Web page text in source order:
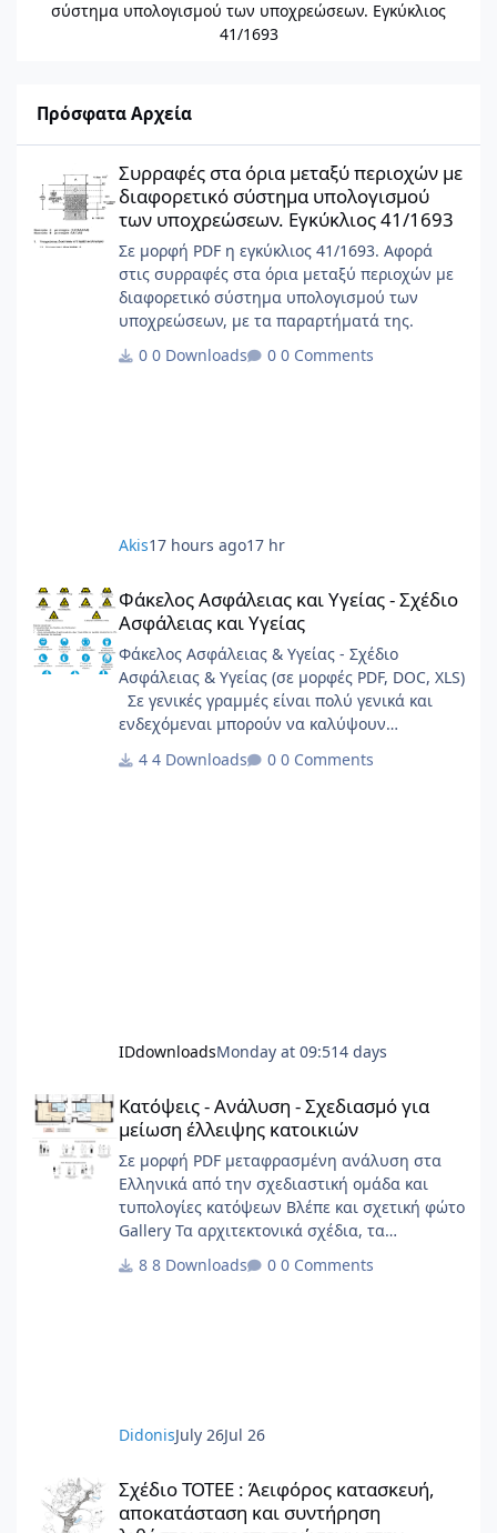
σύστημα υπολογισμού των υποχρεώσεων. Εγκύκλιος
41/1693
Πρόσφατα Αρχεία
Συρραφές στα όρια μεταξύ περιοχών με
διαφορετικό σύστημα υπολογισμού
των υποχρεώσεων. Εγκύκλιος 41/1693
Σε μορφή PDF η εγκύκλιος 41/1693. Αφορά
στις συρραφές στα όρια μεταξύ περιοχών με
διαφορετικό σύστημα υπολογισμού των
υποχρεώσεων, με τα παραρτήματά της.
0 Downloads
0 Comments
Akis17 hours ago17 hr
Φάκελος Ασφάλειας και Υγείας - Σχέδιο Ασφάλειας και Υγείας
Φάκελος Ασφάλειας και Υγείας - Σχέδιο
Ασφάλειας και Υγείας
Φάκελος Ασφάλειας & Υγείας - Σχέδιο
Ασφάλειας & Υγείας (σε μορφές PDF, DOC, XLS)
Σε γενικές γραμμές είναι πολύ γενικά και
ενδεχόμεναι μπορούν να καλύψουν
4 Downloads 0 Comments
IDdownloadsMonday at 09:514 days
Κατόψεις - Ανάλυση - Σχεδιασμό για μείωση έλλειψης
Κατόψεις - Ανάλυση - Σχεδιασμό για
μείωση έλλειψης κατοικιών
Σε μορφή PDF μεταφρασμένη ανάλυση στα
Ελληνικά από την σχεδιαστική ομάδα και
τυπολογίες κατόψεων Βλέπε και σχετική φώτο
Gallery Τα αρχιτεκτονικά σχέδια, τα
διαγράμματα, το γραφικό υλικό, το
ερευνητικό περιεχόμενο και οι αρχές
ar.nl www.st-ar.nl
8 Downloads 0 Comments
DidonisJuly 26Jul 26
Σχέδιο ΤΟΤΕΕ : Άειφόρος κατασκευή, αποκατάσταση και
Σχέδιο ΤΟΤΕΕ : Άειφόρος κατασκευή,
αποκατάσταση και συντήρηση